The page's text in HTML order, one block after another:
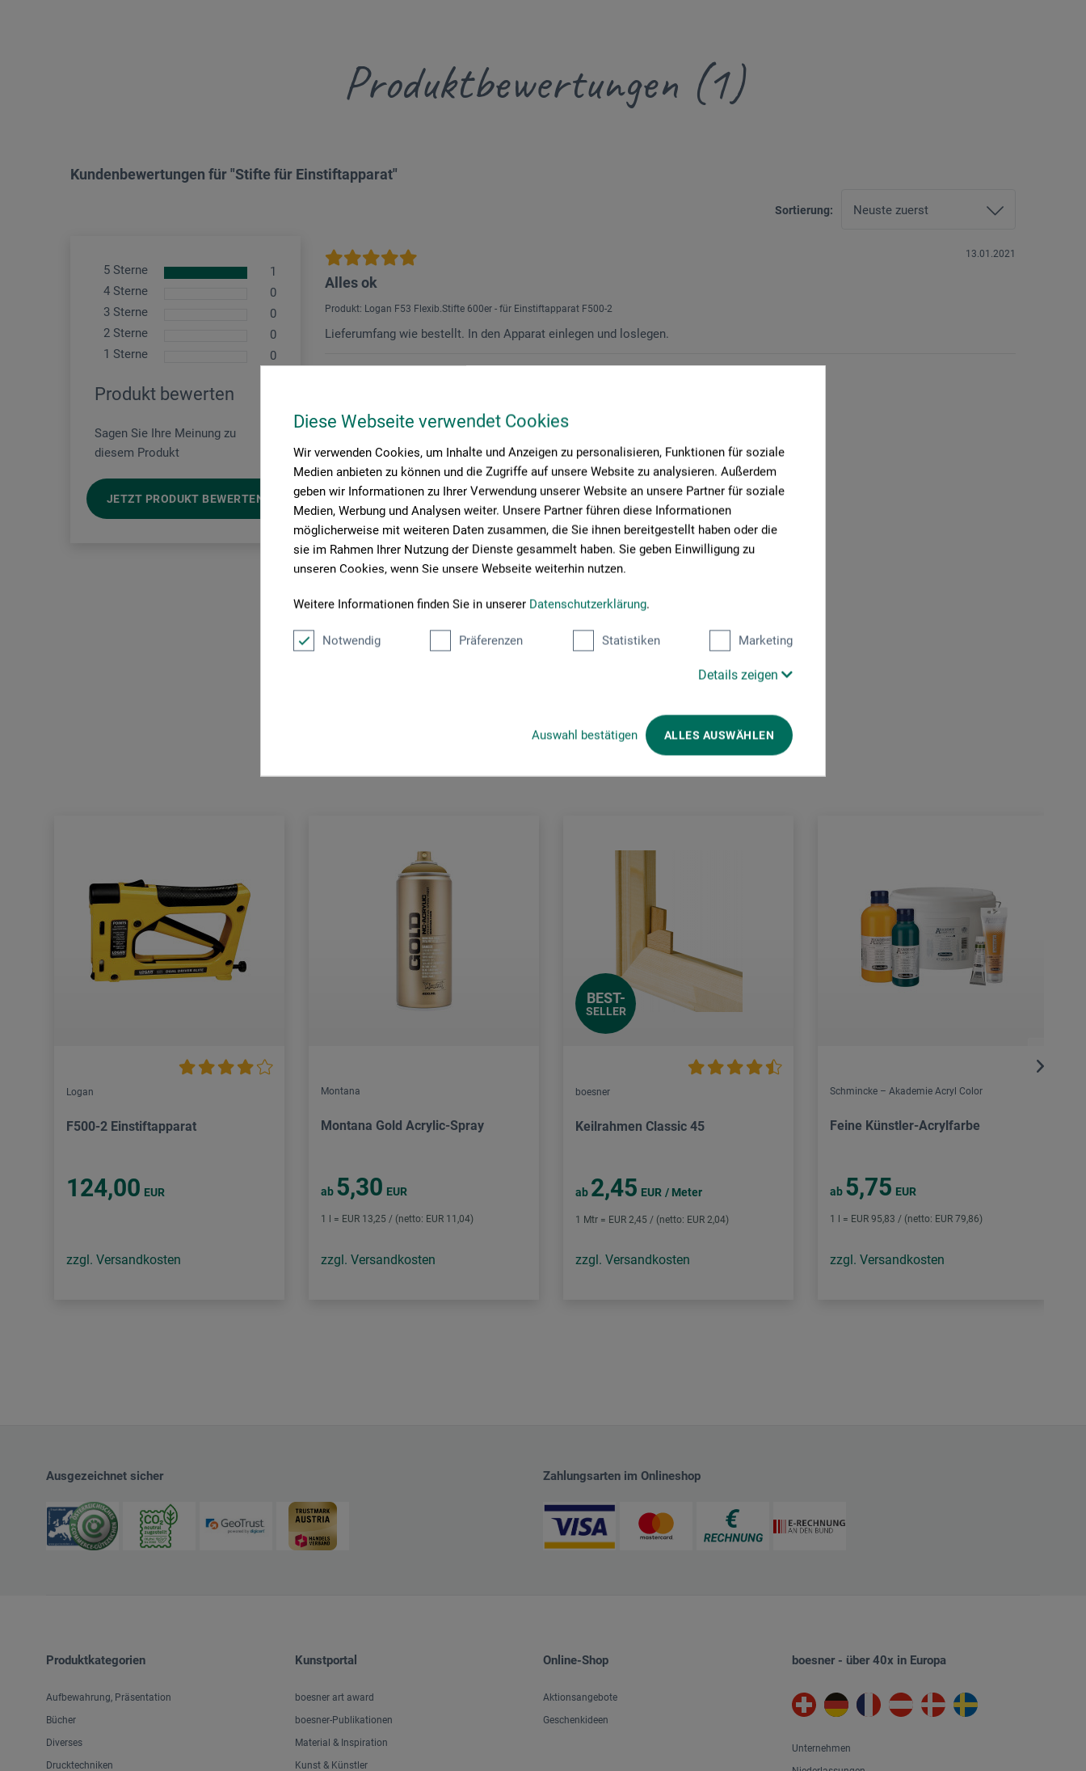
Diese Webseite verwendet Cookies
Wir verwenden Cookies, um Inhalte und Anzeigen zu personalisieren, Funktionen für soziale
Medien anbieten zu können und die Zugriffe auf unsere Website zu analysieren. Außerdem
geben wir Informationen zu Ihrer Verwendung unserer Website an unsere Partner für soziale
Medien, Werbung und Analysen weiter. Unsere Partner führen diese Informationen
möglicherweise mit weiteren Daten zusammen, die Sie ihnen bereitgestellt haben oder die
sie im Rahmen Ihrer Nutzung der Dienste gesammelt haben. Sie geben Einwilligung zu
unseren Cookies, wenn Sie unsere Webseite weiterhin nutzen.
Weitere Informationen finden Sie in unserer Datenschutzerklärung.
Notwendig Präferenzen Statistiken Marketing
Details zeigen
Auswahl bestätigen ALLES AUSWÄHLEN
Produktbewertungen (1)
Kundenbewertungen für "Stifte für Einstiftapparat"
Sortierung:
5 Sterne
1
4 Sterne
0
3 Sterne
0
2 Sterne
0
1 Sterne
0
Produkt bewerten
Sagen Sie Ihre Meinung zu
diesem Produkt
JETZT PRODUKT BEWERTEN
13.01.2021
Alles ok
Produkt: Logan F53 Flexib.Stifte 600er - für Einstiftapparat F500-2
Lieferumfang wie bestellt. In den Apparat einlegen und loslegen.
Kunden kauften auch
Logan
F500-2 Einstiftapparat
124,00 EUR
zzgl. Versandkosten
Montana
Montana Gold Acrylic-Spray
ab 5,30 EUR
1 l = EUR 13,25 / (netto: EUR 11,04)
zzgl. Versandkosten
BEST-
SELLER
boesner
Keilrahmen Classic 45
ab 2,45 EUR / Meter
1 Mtr = EUR 2,45 / (netto: EUR 2,04)
zzgl. Versandkosten
Schmincke – Akademie Acryl Color
Feine Künstler-Acrylfarbe
ab 5,75 EUR
1 l = EUR 95,83 / (netto: EUR 79,86)
zzgl. Versandkosten
Ausgezeichnet sicher Zahlungsarten im Onlineshop
Produktkategorien
Aufbewahrung, Präsentation
Bücher
Diverses
Drucktechniken
Kunstportal
boesner art award
boesner-Publikationen
Material & Inspiration
Kunst & Künstler
Online-Shop
Aktionsangebote
Geschenkideen
boesner - über 40x in Europa
Unternehmen